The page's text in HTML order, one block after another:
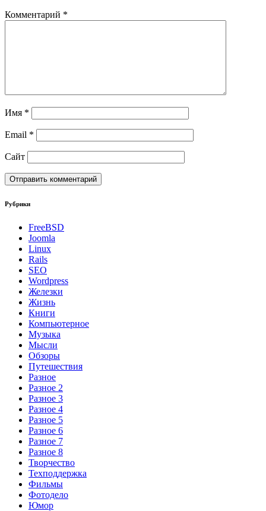
Комментарий *
Имя *
Email *
Сайт
Рубрики
FreeBSD
Joomla
Linux
Rails
SEO
Wordpress
Железки
Жизнь
Книги
Компьютерное
Музыка
Мысли
Обзоры
Путешествия
Разное
Разное 2
Разное 3
Разное 4
Разное 5
Разное 6
Разное 7
Разное 8
Творчество
Техподдержка
Фильмы
Фотодело
Юмор